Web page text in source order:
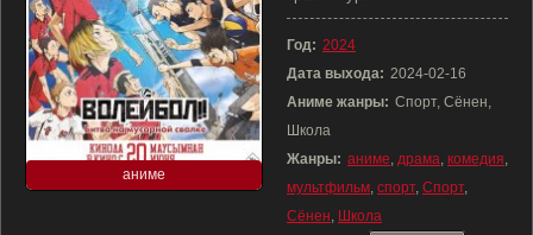
аниме
Год: 2024
Дата выхода: 2024-02-16
Аниме жанры: Спорт, Сёнен,
Школа
Жанры: аниме, драма, комедия,
мультфильм, спорт, Спорт,
Сёнен, Школа